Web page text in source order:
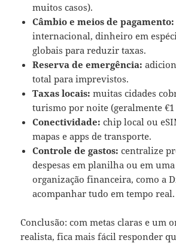
muitos casos).
Câmbio e meios de pagamento:
internacional, dinheiro em
globais para reduzir taxas.
Reserva de emergência:
total para imprevistos.
Taxas locais: muitas cidades
turismo por noite (geralmente €1
Conectividade: chip local ou
mapas e apps de transporte.
Controle de gastos: centralize
despesas em planilha ou em
organização financeira, como a
acompanhar tudo em tempo real.
Conclusão: com metas claras e um
realista, fica mais fácil responder